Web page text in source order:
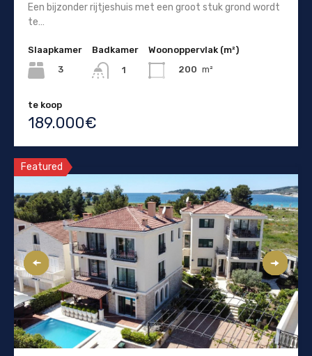
Een bijzonder rijtjeshuis met een groot stuk grond wordt
te…
Slaapkamer
3
Badkamer
1
Woonoppervlak (m²)
200 m²
te koop
189.000€
Featured